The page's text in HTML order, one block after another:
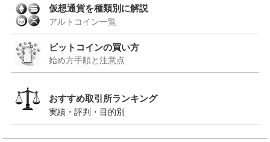
仮想通貨を種類別に解説
アルトコイン一覧
ビットコインの買い方
始め方手順と注意点
おすすめ取引所ランキング
実績・評判・目的別